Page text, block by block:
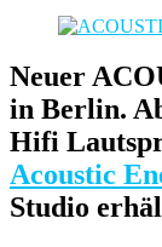
Neuer
in Berlin.
Hifi
Acoustic
Studio